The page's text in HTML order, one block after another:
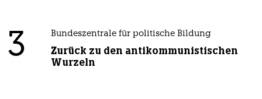
3 Bundeszentrale für politische Bildung
Zurück zu den antikommunistischen
Wurzeln